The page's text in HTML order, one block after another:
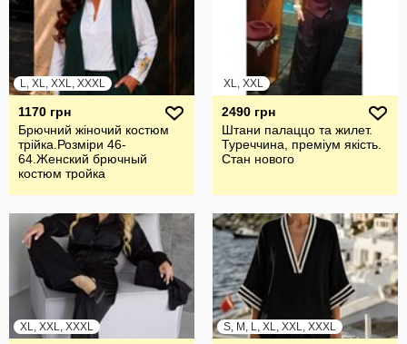
L, XL, XXL, XXXL
1170 грн
Брючний жiночий костюм
трiйка.Розмiри 46-
64.Женский брючный
костюм тройка
XL, XXL
2490 грн
Штани палаццо та жилет.
Туреччина, преміум якість.
Стан нового
XL, XXL, XXXL S, M, L, XL, XXL, XXXL